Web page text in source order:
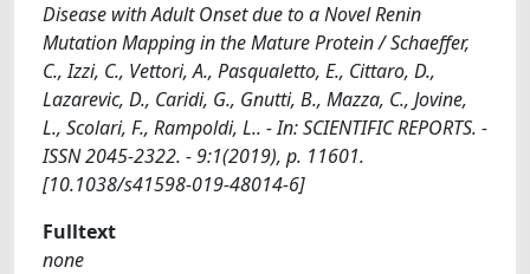
Disease with Adult Onset due to a Novel Renin
Mutation Mapping in the Mature Protein / Schaeffer,
C., Izzi, C., Vettori, A., Pasqualetto, E., Cittaro, D.,
Lazarevic, D., Caridi, G., Gnutti, B., Mazza, C., Jovine,
L., Scolari, F., Rampoldi, L.. - In: SCIENTIFIC REPORTS. -
ISSN 2045-2322. - 9:1(2019), p. 11601.
[10.1038/s41598-019-48014-6]
Fulltext
none